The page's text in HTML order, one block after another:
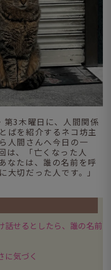
第3木曜日に、人間関係
ばを紹介するネコ坊主
人間さんへ今日の一
は、「亡くなった人
なたは、誰の名前を呼
大切だった人です。」
話せるとしたら、誰の名前
に気づく